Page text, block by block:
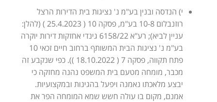
י) הנדסה ובנין בע"מ נ' נציגות בית הדירות הרצל
רוזנבלום 10-8 בע"מ, פסקה 10 ( 25.4.2023 ) (להלן:
עניין לביא); רע"א 6158/22 גינדי אחזקות דירות יוקרה
בע"מ נ' נציגות הבית המשותף ברחוב חיים זכאי 10
פתח תקווה, פסקה 7 ( 18.10.2022 )). כפי שנקבע זה
מכבר, מומחה מטעם בית המשפט נהנה מחזקה כי
יבצע מלאכתו נאמנה ויפעל בהגינות ובמקצועיות.
אמנם, מקום בו עולה חשש שמא המומחה הפר את